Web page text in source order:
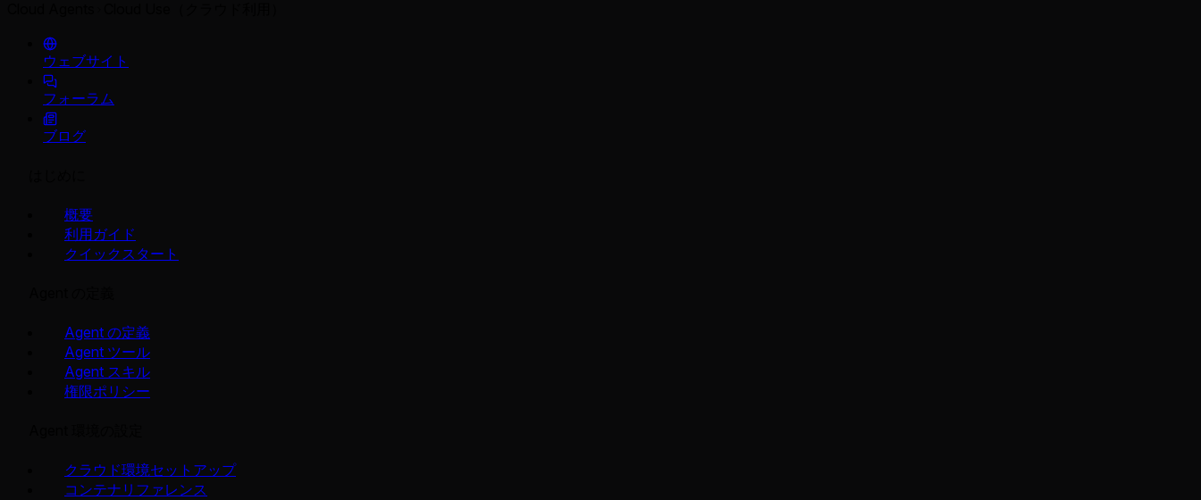
ウェブサイト
フォーラム
ブログ
概要
利用ガイド
クイックスタート
Agent の定義
Agent ツール
Agent スキル
権限ポリシー
クラウド環境セットアップ
コンテナリファレンス